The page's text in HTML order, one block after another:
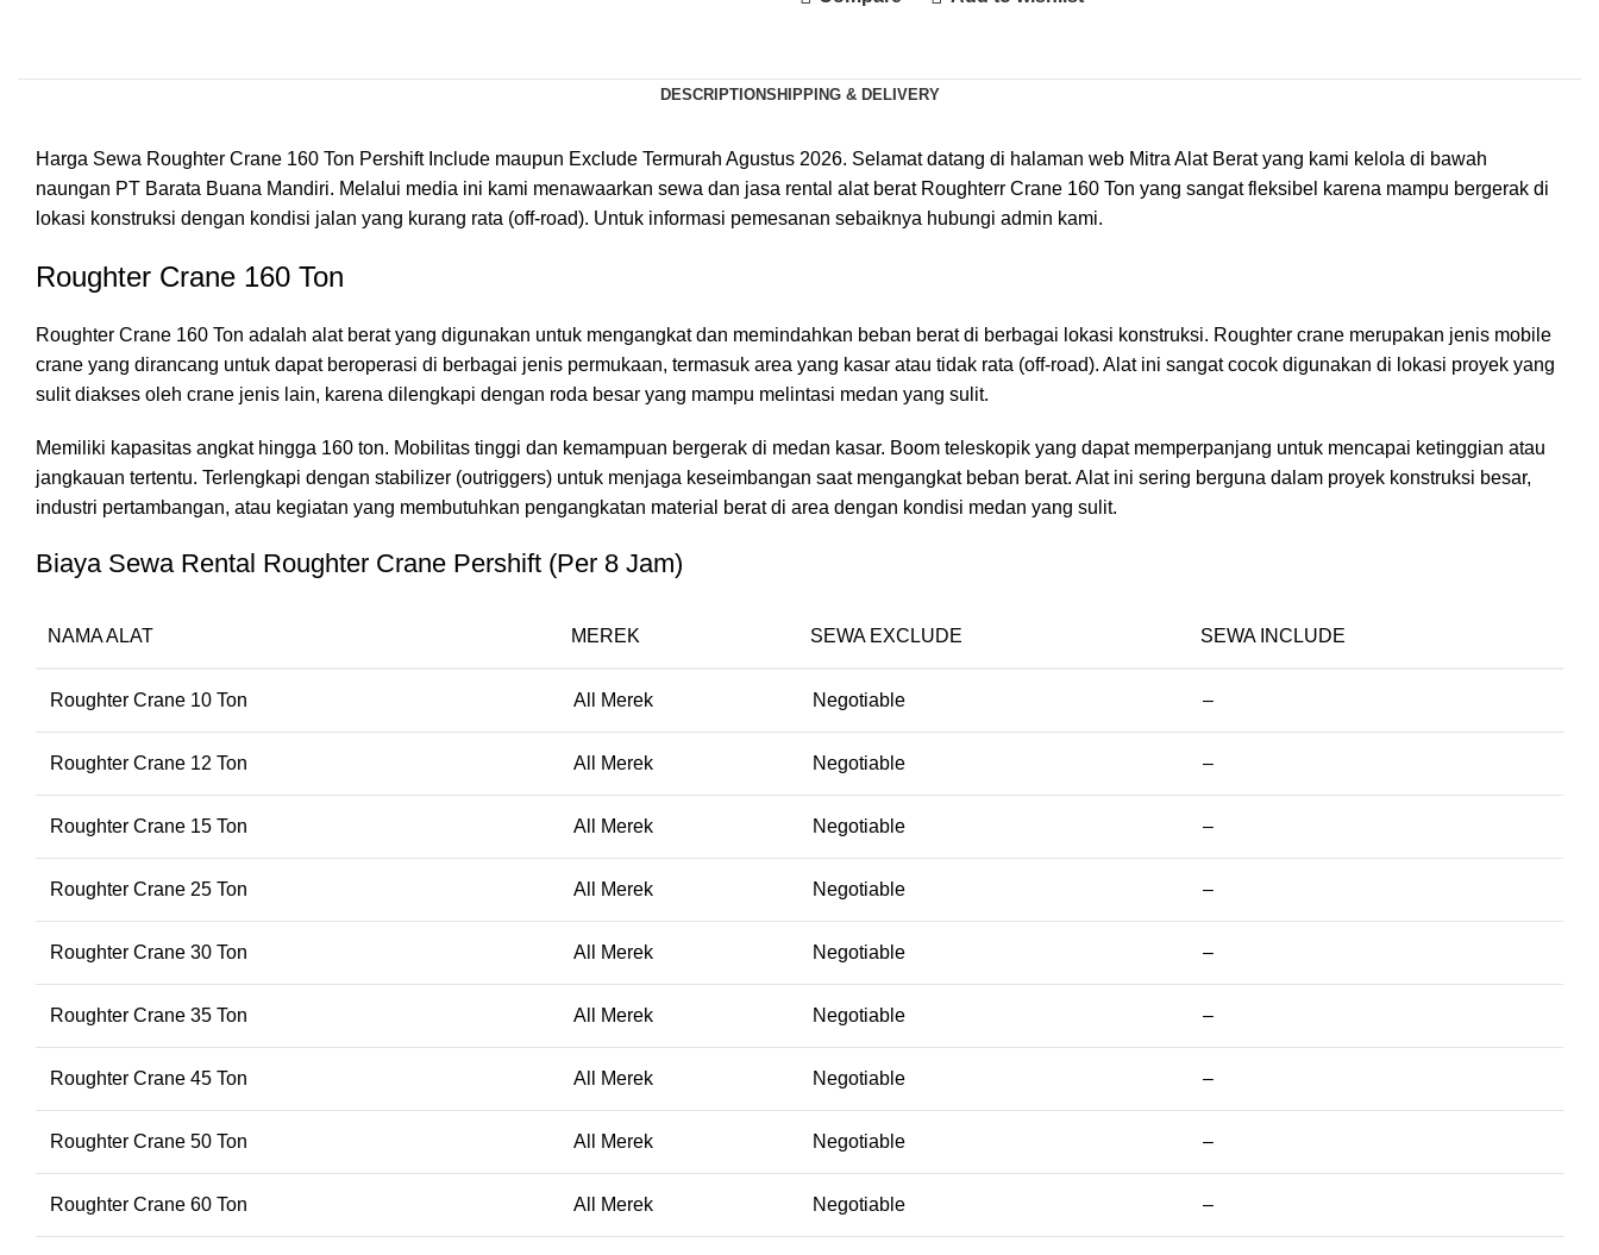
DESCRIPTIONSHIPPING & DELIVERY
Harga Sewa Roughter Crane 160 Ton Pershift Include maupun Exclude Termurah Agustus 2026. Selamat datang di halaman web Mitra Alat Berat yang kami kelola di bawah
naungan PT Barata Buana Mandiri. Melalui media ini kami menawaarkan sewa dan jasa rental alat berat Roughterr Crane 160 Ton yang sangat fleksibel karena mampu bergerak di
lokasi konstruksi dengan kondisi jalan yang kurang rata (off-road). Untuk informasi pemesanan sebaiknya hubungi admin kami.
Roughter Crane 160 Ton
Roughter Crane 160 Ton adalah alat berat yang digunakan untuk mengangkat dan memindahkan beban berat di berbagai lokasi konstruksi. Roughter crane merupakan jenis mobile
crane yang dirancang untuk dapat beroperasi di berbagai jenis permukaan, termasuk area yang kasar atau tidak rata (off-road). Alat ini sangat cocok digunakan di lokasi proyek yang
sulit diakses oleh crane jenis lain, karena dilengkapi dengan roda besar yang mampu melintasi medan yang sulit.
Memiliki kapasitas angkat hingga 160 ton. Mobilitas tinggi dan kemampuan bergerak di medan kasar. Boom teleskopik yang dapat memperpanjang untuk mencapai ketinggian atau
jangkauan tertentu. Terlengkapi dengan stabilizer (outriggers) untuk menjaga keseimbangan saat mengangkat beban berat. Alat ini sering berguna dalam proyek konstruksi besar,
industri pertambangan, atau kegiatan yang membutuhkan pengangkatan material berat di area dengan kondisi medan yang sulit.
Biaya Sewa Rental Roughter Crane Pershift (Per 8 Jam)
NAMA ALAT MEREK SEWA EXCLUDE SEWA INCLUDE
Roughter Crane 10 Ton All Merek Negotiable –
Roughter Crane 12 Ton All Merek Negotiable –
Roughter Crane 15 Ton All Merek Negotiable –
Roughter Crane 25 Ton All Merek Negotiable –
Roughter Crane 30 Ton All Merek Negotiable –
Roughter Crane 35 Ton All Merek Negotiable –
Roughter Crane 45 Ton All Merek Negotiable –
Roughter Crane 50 Ton All Merek Negotiable –
Roughter Crane 60 Ton All Merek Negotiable –